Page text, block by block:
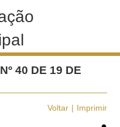
40 DE 19 DE
Voltar Imprimir